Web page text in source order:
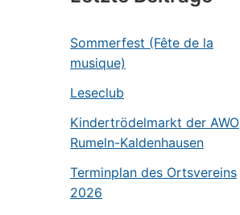
Sommerfest (Fête de la
musique)
Leseclub
Kindertrödelmarkt der AWO
Rumeln-Kaldenhausen
Terminplan des Ortsvereins
2026